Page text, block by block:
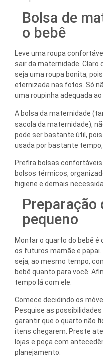
Bolsa de
o bebê
Leve uma roupa
sair da maternidade. Claro
seja uma roupa bonita,
eternizada nas fotos. Só
uma roupinha adequada
A bolsa da maternidade
sacola da maternidade),
pode ser bastante útil,
usada por bastante tempo,
Prefira bolsas
bolsos térmicos,
higiene e demais
Preparação
pequeno
Montar o quarto do bebê
os futuros mamãe e
seja, ao mesmo tempo,
bebê quanto para você.
tempo lá com ele.
Comece decidindo os
Pesquise as
garantir que o quarto não
itens chegarem. Preste
lojas e peça com
planejamento.